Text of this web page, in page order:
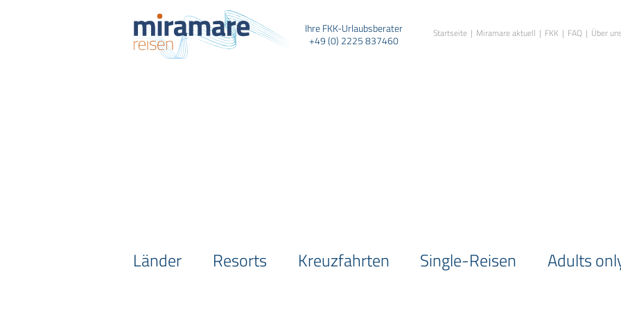
Ihre FKK-Urlaubsberater
+49 (0) 2225 837460
Startseite Miramare aktuell FKK FAQ Über
Länder Resorts Kreuzfahrten Single-Reisen Adults